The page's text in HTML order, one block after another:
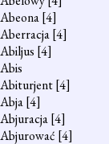
Abeona[4]
Aberracja[4]
Abiljus [4]
Abis
Abiturjent[4]
Abja[4]
Abjuracja[4]
Abjurować [4]